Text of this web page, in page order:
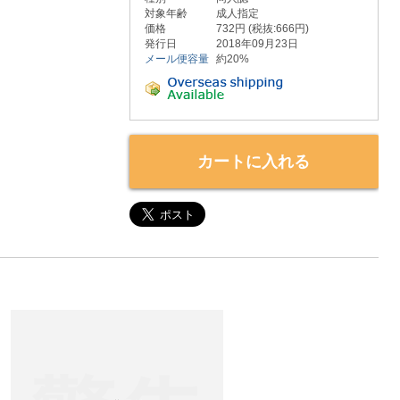
対象年齢
成人指定
価格
732円 (税抜:666円)
発行日
2018年09月23日
メール便容量 約20%
カートに入れる